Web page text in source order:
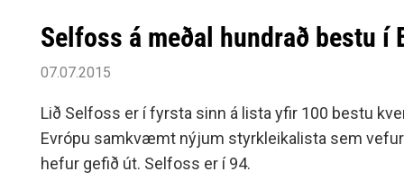
Æfingagjöld
Selfoss
Jafnréttisáætlun Umf. Selfoss
Persónuverndarstefna Umf.
Selfoss
Reglugerð um fjáraflanir
Selfoss á meðal hundrað bestu í
07.07.2015
Lið Selfoss er í fyrsta sinn á lista yfir 100 bestu
Evrópu samkvæmt nýjum styrkleikalista sem
hefur gefið út. Selfoss er í 94.